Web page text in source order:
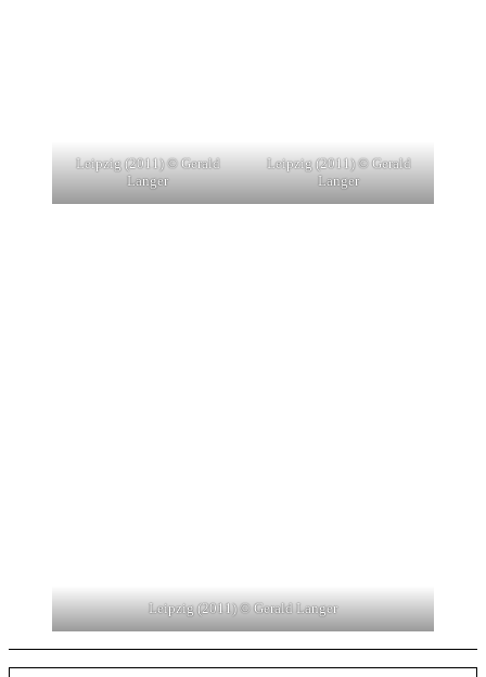
Leipzig (2011) © Gerald
Langer
Leipzig (2011) © Gerald
Langer
Leipzig (2011) © Gerald Langer